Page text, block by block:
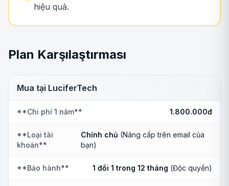
hiệu quả.
Plan Karşılaştırması
Mua tại LuciferTech
**Chi phí 1 năm** 1.800.000đ
**Loại tài
khoản**
Chính chủ (Nâng cấp trên email của
bạn)
**Bảo hành** 1 đổi 1 trong 12 tháng (Độc quyền)